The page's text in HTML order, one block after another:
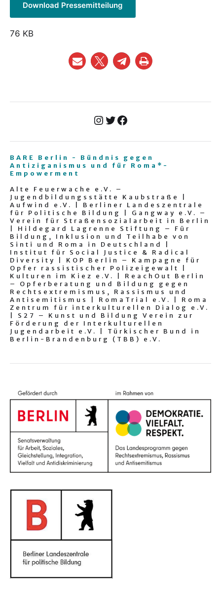
Download Pressemitteilung
76 KB
BARE Berlin - Bündnis gegen
Antiziganismus und für Roma*-
Empowerment
Alte Feuerwache e.V. –
Jugendbildungsstätte Kaubstraße |
Aufwind e.V. | Berliner Landeszentrale
für Politische Bildung | Gangway e.V. –
Verein für Straßensozialarbeit in Berlin
| Hildegard Lagrenne Stiftung – Für
Bildung, Inklusion und Teilhabe von
Sinti und Roma in Deutschland |
Institut für Social Justice & Radical
Diversity | KOP Berlin – Kampagne für
Opfer rassistischer Polizeigewalt |
Kulturen im Kiez e.V. | ReachOut Berlin
– Opferberatung und Bildung gegen
Rechtsextremismus, Rassismus und
Antisemitismus | RomaTrial e.V. | Roma
Zentrum für interkulturellen Dialog e.V.
| S27 – Kunst und Bildung Verein zur
Förderung der Interkulturellen
Jugendarbeit e.V. | Türkischer Bund in
Berlin-Brandenburg (TBB) e.V.